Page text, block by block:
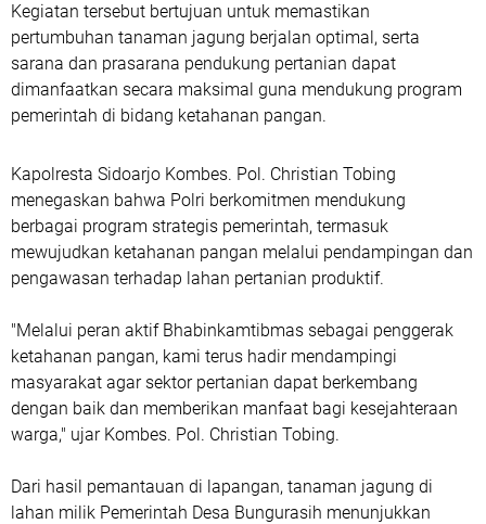
Kegiatan tersebut bertujuan untuk memastikan
pertumbuhan tanaman jagung berjalan optimal, serta
sarana dan prasarana pendukung pertanian dapat
dimanfaatkan secara maksimal guna mendukung program
pemerintah di bidang ketahanan pangan.
Kapolresta Sidoarjo Kombes. Pol. Christian Tobing
menegaskan bahwa Polri berkomitmen mendukung
berbagai program strategis pemerintah, termasuk
mewujudkan ketahanan pangan melalui pendampingan dan
pengawasan terhadap lahan pertanian produktif.
"Melalui peran aktif Bhabinkamtibmas sebagai penggerak
ketahanan pangan, kami terus hadir mendampingi
masyarakat agar sektor pertanian dapat berkembang
dengan baik dan memberikan manfaat bagi kesejahteraan
warga," ujar Kombes. Pol. Christian Tobing.
Dari hasil pemantauan di lapangan, tanaman jagung di
lahan milik Pemerintah Desa Bungurasih menunjukkan